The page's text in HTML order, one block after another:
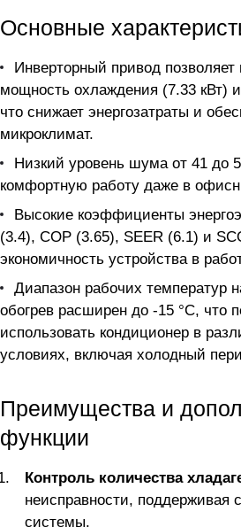
Основные
Инверторный привод позволяет
мощность охлаждения (7.33 кВт)
что снижает энергозатраты и
микроклимат.
Низкий уровень шума от 41 до
комфортную работу даже в
Высокие коэффициенты
(3.4), COP (3.65), SEER (6.1) и
экономичность устройства в
Диапазон рабочих температур
обогрев расширен до -15 °C, что
использовать кондиционер в
условиях, включая холодный
Преимущества и
функции
Контроль количества
неисправности, поддерживая
системы.